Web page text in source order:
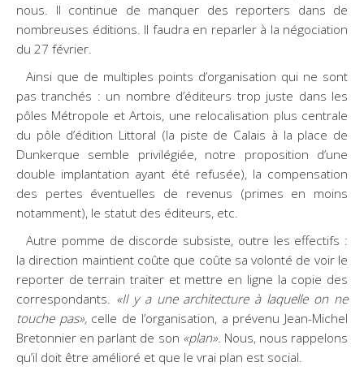
nous. Il continue de manquer des reporters dans de
nombreuses éditions. Il faudra en reparler à la négociation
du 27 février.
Ainsi que de multiples points d’organisation qui ne sont
pas tranchés : un nombre d’éditeurs trop juste dans les
pôles Métropole et Artois, une relocalisation plus centrale
du pôle d’édition Littoral (la piste de Calais à la place de
Dunkerque semble privilégiée, notre proposition d’une
double implantation ayant été refusée), la compensation
des pertes éventuelles de revenus (primes en moins
notamment), le statut des éditeurs, etc.
Autre pomme de discorde subsiste, outre les effectifs :
la direction maintient coûte que coûte sa volonté de voir le
reporter de terrain traiter et mettre en ligne la copie des
correspondants. «Il y a une architecture à laquelle on ne
touche pas»,celle de l’organisation, a prévenu Jean-Michel
Bretonnier en parlant de son «plan». Nous, nous rappelons
qu’il doit être amélioré et que le vrai plan est social.